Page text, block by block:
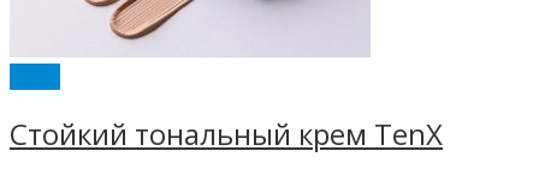
Стойкий тональный крем TenX